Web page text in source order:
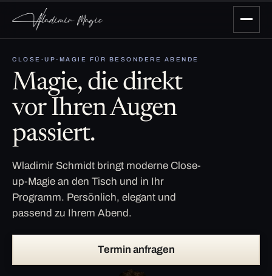
CLOSE-UP-MAGIE FÜR BESONDERE ABENDE
Magie, die direkt
vor Ihren Augen
passiert.
Wladimir Schmidt bringt moderne Close-
up-Magie an den Tisch und in Ihr
Programm. Persönlich, elegant und
passend zu Ihrem Abend.
Termin anfragen